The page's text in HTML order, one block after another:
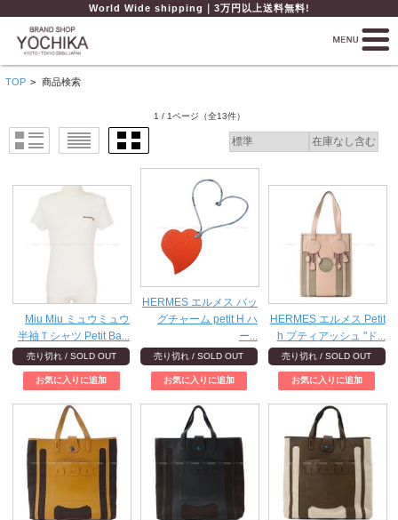
World Wide shipping｜3万円以上送料無料!
TOP > 商品検索
1 / 1ページ （全13件）
Miu Miu ミュウミュウ
半袖Ｔシャツ Petit Ba...
売り切れ / SOLD OUT
HERMES エルメス バッ
グチャーム petit H ハ
ー...
売り切れ / SOLD OUT
HERMES エルメス Petit
h プティアッシュ "ド...
売り切れ / SOLD OUT